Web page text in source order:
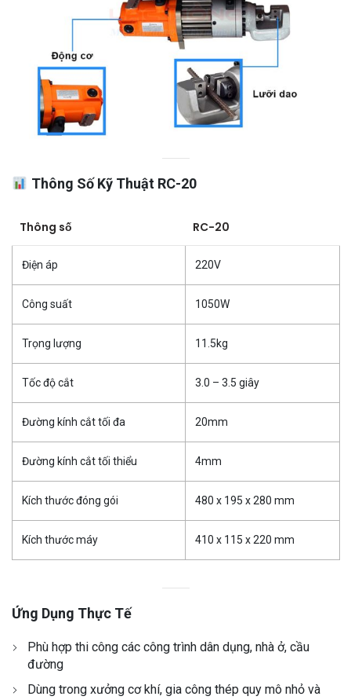
Thông Số Kỹ Thuật RC-20
Thông số RC-20
Điện áp 220V
Công suất 1050W
Trọng lượng 11.5kg
Tốc độ cắt 3.0 – 3.5 giây
Đường kính cắt tối đa 20mm
Đường kính cắt tối thiểu 4mm
Kích thước đóng gói 480 x 195 x 280 mm
Kích thước máy 410 x 115 x 220 mm
Ứng Dụng Thực Tế
Phù hợp thi công các công trình dân dụng, nhà ở, cầu
đường
Dùng trong xưởng cơ khí, gia công thép quy mô nhỏ và